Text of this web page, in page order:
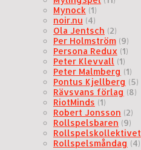
Mynock (1)
noir.nu (4)
Ola Jentsch (2)
Per Holmström (9)
Persona Redux (1)
Peter Klevvall (1)
Peter Malmberg (1)
Pontus Kjellberg (5)
Rävsvans förlag (8)
RiotMinds (1)
Robert Jonsson (2)
Rollspelsbaren (9)
Rollspelskollektivet
Rollspelsmåndag (4)